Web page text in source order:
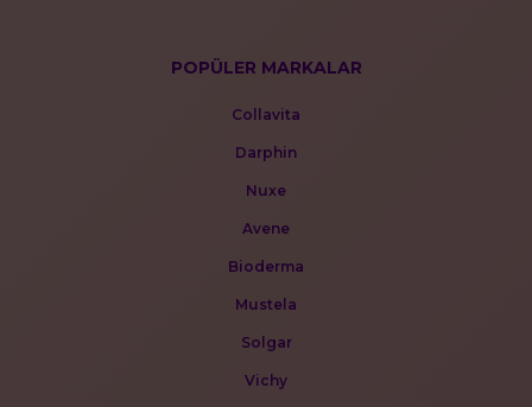
POPÜLER MARKALAR
Collavita
Darphin
Nuxe
Avene
Bioderma
Mustela
Solgar
Vichy